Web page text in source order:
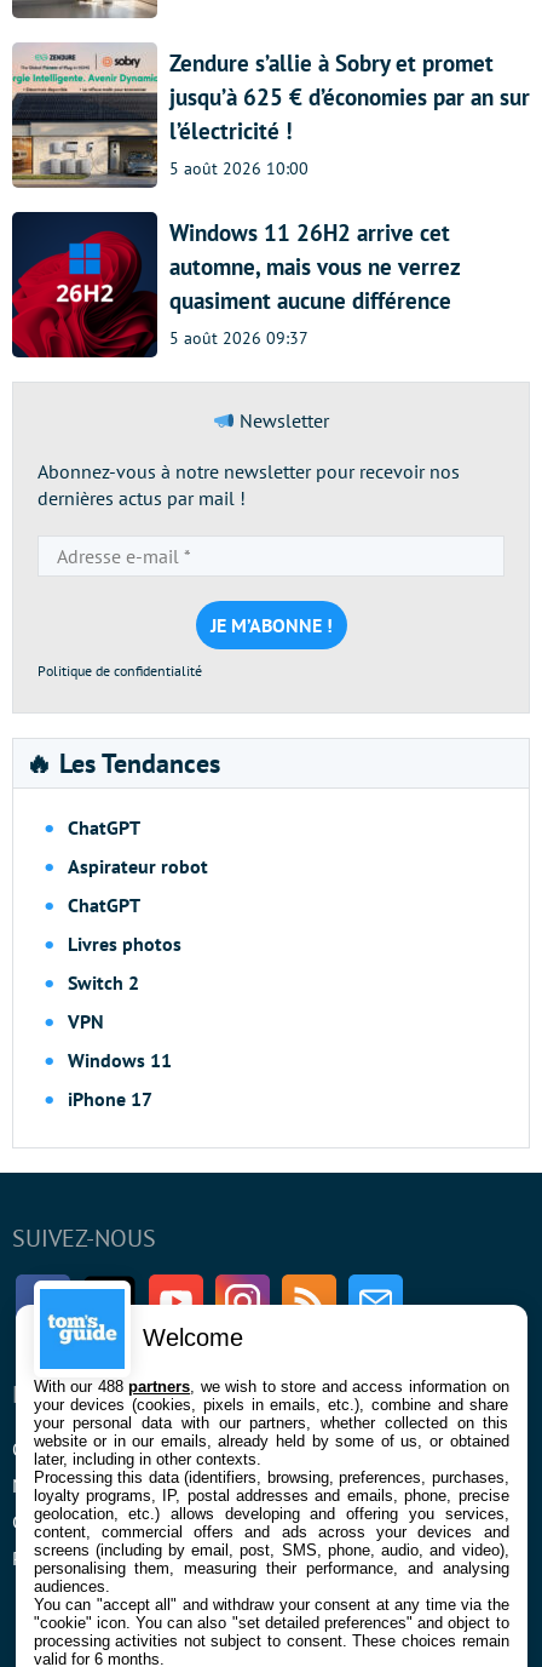
Zendure s’allie à Sobry et promet
jusqu’à 625 € d’économies par an sur
l’électricité !
5 août 2026 10:00
Windows 11 26H2 arrive cet
automne, mais vous ne verrez
quasiment aucune différence
5 août 2026 09:37
Newsletter
Abonnez-vous à notre newsletter pour recevoir nos
dernières actus par mail !
e-
mail
*
Politique de confidentialité
🔥 Les Tendances
ChatGPT
Aspirateur robot
ChatGPT
Livres photos
Switch 2
VPN
Windows 11
iPhone 17
SUIVEZ-NOUS
FacebookTwitter Youtube InstagramRSS Newsletter
ENTREPRISE
Qui sommes nous
Mentions légales et CGU
Confidentialité et Cookies
Préférences cookies
À PROPOS
La rédaction
Contact
Welcome
With our 488partners , we wish to store and access information on
your devices (cookies, pixels in emails, etc.), combine and share
your personal data with our partners, whether collected on this
website or in our emails, already held by some of us, or obtained
later, including in other contexts.
Processing this data (identifiers, browsing, preferences, purchases,
loyalty programs, IP, postal addresses and emails, phone, precise
geolocation, etc.) allows developing and offering you services,
content, commercial offers and ads across your devices and
screens (including by email, post, SMS, phone, audio, and video),
personalising them, measuring their performance, and analysing
audiences.
You can "accept all" and withdraw your consent at any time via the
"cookie" icon. You can also "set detailed preferences" and object to
processing activities not subject to consent. These choices remain
valid for 6 months.